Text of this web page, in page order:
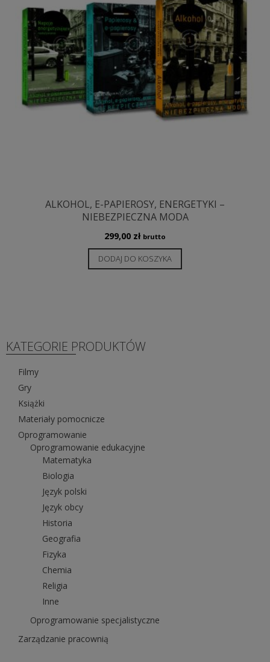
ALKOHOL, E-PAPIEROSY, ENERGETYKI –
NIEBEZPIECZNA MODA
299,00 zł brutto
DODAJ DO KOSZYKA
KATEGORIE PRODUKTÓW
Filmy
Gry
Książki
Materiały pomocnicze
Oprogramowanie
Oprogramowanie edukacyjne
Matematyka
Biologia
Język polski
Język obcy
Historia
Geografia
Fizyka
Chemia
Religia
Inne
Oprogramowanie specjalistyczne
Zarządzanie pracownią